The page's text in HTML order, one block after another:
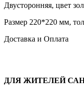
Двусторонняя, цвет
Размер 220*220 мм,
Доставка и Оплата
ДЛЯ ЖИТЕЛЕЙ